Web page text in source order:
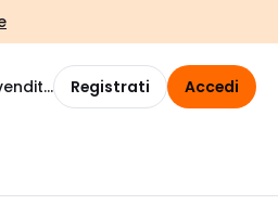
Registrati Accedi